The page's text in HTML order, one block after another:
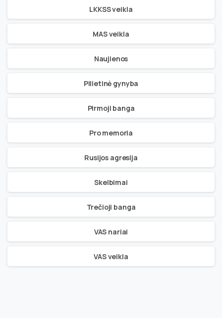
LKKSS veikla
MAS veikla
Naujienos
Pilietinė gynyba
Pirmoji banga
Pro memoria
Rusijos agresija
Skelbimai
Trečioji banga
VAS nariai
VAS veikla